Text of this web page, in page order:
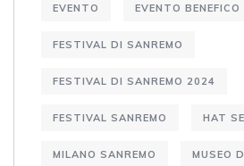
EVENTO EVENTO BENEFICO
FESTIVAL DI SANREMO
FESTIVAL DI SANREMO 2024
FESTIVAL SANREMO HAT
MILANO SANREMO MUSEO